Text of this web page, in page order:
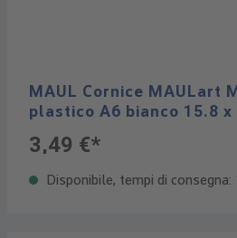
MAUL Cornice MAULart
plastico A6 bianco 15.8 x
3,49 €*
Disponibile, tempi di